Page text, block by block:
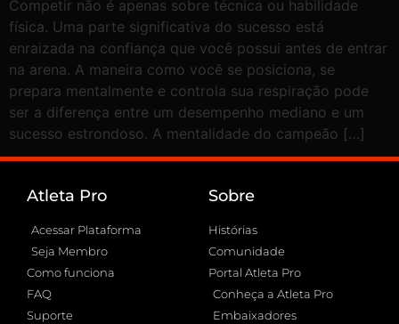
Competir não é apenas sobre técnica ou habilidade
física. Uma parte significativa do sucesso está
enraizada na confiança que você possui antes de entrar
na arena. A maneira como você se posiciona, se
prepara mentalmente e controla sua respiração pode
ser a diferença entre um desempenho mediano e um
sucesso estrondoso. A mentalidade do campeão […]
Atleta Pro
Acessar Plataforma
Seja Membro
Como funciona
FAQ
Suporte
Sobre
Histórias
Comunidade
Portal Atleta Pro
Conheça a Atleta Pro
Embaixadores